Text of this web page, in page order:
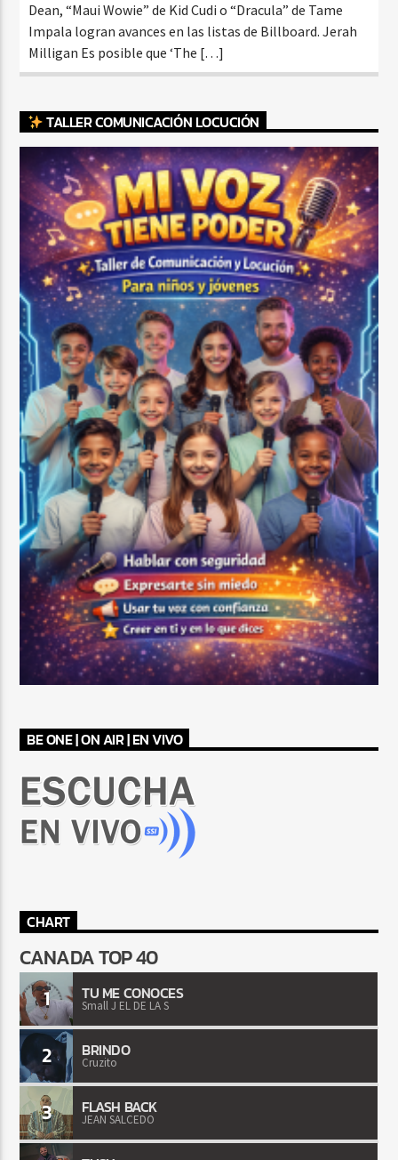
Dean, “Maui Wowie” de Kid Cudi o “Dracula” de Tame
Impala logran avances en las listas de Billboard. Jerah
Milligan Es posible que ‘The […]
TALLER COMUNICACIÓN LOCUCIÓN
BE ONE | ON AIR | EN VIVO
CHART
CANADA TOP 40
1 TU ME CONOCES
Small J EL DE LA S
2 BRINDO
Cruzito
3 FLASH BACK
JEAN SALCEDO